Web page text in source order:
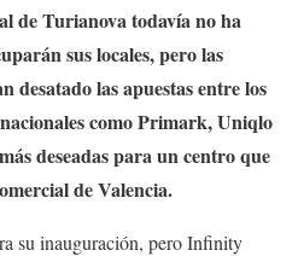
de Turianova todavía no ha
sus locales, pero las
desatado las apuestas entre los
como Primark, Uniqlo
deseadas para un centro que
de Valencia.
su inauguración, pero Infinity